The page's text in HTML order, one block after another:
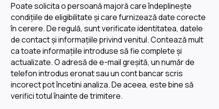
Poate solicita o persoană majoră care îndeplinește
condițiile de eligibilitate și care furnizează date corecte
în cerere. De regulă, sunt verificate identitatea, datele
de contact și informațiile privind venitul. Contează mult
ca toate informațiile introduse să fie complete și
actualizate. O adresă de e-mail greșită, un număr de
telefon introdus eronat sau un cont bancar scris
incorect pot încetini analiza. De aceea, este bine să
verifici totul înainte de trimitere.